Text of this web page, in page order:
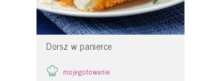
Dorsz w panierce
mojegotowanie